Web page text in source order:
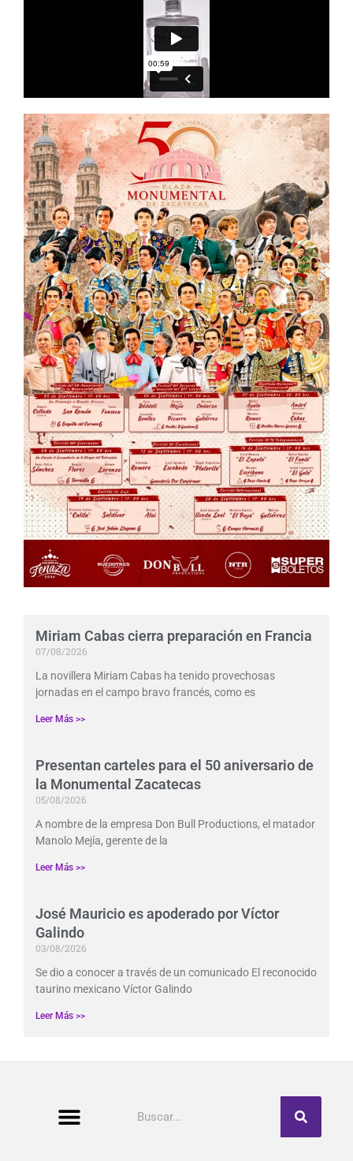
Miriam Cabas cierra preparación en Francia
07/08/2026
La novillera Miriam Cabas ha tenido provechosas
jornadas en el campo bravo francés, como es
Leer Más >>
Presentan carteles para el 50 aniversario de
la Monumental Zacatecas
05/08/2026
A nombre de la empresa Don Bull Productions, el matador
Manolo Mejía, gerente de la
Leer Más >>
José Mauricio es apoderado por Víctor
Galindo
03/08/2026
Se dio a conocer a través de un comunicado El reconocido
taurino mexicano Víctor Galindo
Leer Más >>